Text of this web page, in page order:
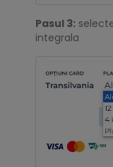
Pasul 3:
integrala